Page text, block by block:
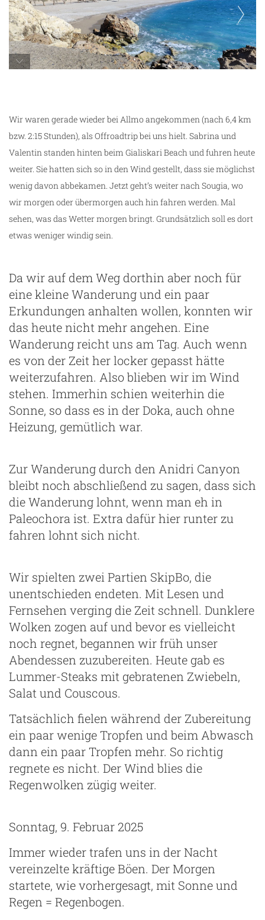
Wir waren gerade wieder bei Allmo angekommen (nach 6,4 km
bzw. 2:15 Stunden), als Offroadtrip bei uns hielt. Sabrina und
Valentin standen hinten beim Gialiskari Beach und fuhren heute
weiter. Sie hatten sich so in den Wind gestellt, dass sie möglichst
wenig davon abbekamen. Jetzt geht’s weiter nach Sougia, wo
wir morgen oder übermorgen auch hin fahren werden. Mal
sehen, was das Wetter morgen bringt. Grundsätzlich soll es dort
etwas weniger windig sein.
Da wir auf dem Weg dorthin aber noch für
eine kleine Wanderung und ein paar
Erkundungen anhalten wollen, konnten wir
das heute nicht mehr angehen. Eine
Wanderung reicht uns am Tag. Auch wenn
es von der Zeit her locker gepasst hätte
weiterzufahren. Also blieben wir im Wind
stehen. Immerhin schien weiterhin die
Sonne, so dass es in der Doka, auch ohne
Heizung, gemütlich war.
Zur Wanderung durch den Anidri Canyon
bleibt noch abschließend zu sagen, dass sich
die Wanderung lohnt, wenn man eh in
Paleochora ist. Extra dafür hier runter zu
fahren lohnt sich nicht.
Wir spielten zwei Partien SkipBo, die
unentschieden endeten. Mit Lesen und
Fernsehen verging die Zeit schnell. Dunklere
Wolken zogen auf und bevor es vielleicht
noch regnet, begannen wir früh unser
Abendessen zuzubereiten. Heute gab es
Lummer-Steaks mit gebratenen Zwiebeln,
Salat und Couscous.
Tatsächlich fielen während der Zubereitung
ein paar wenige Tropfen und beim Abwasch
dann ein paar Tropfen mehr. So richtig
regnete es nicht. Der Wind blies die
Regenwolken zügig weiter.
Sonntag, 9. Februar 2025
Immer wieder trafen uns in der Nacht
vereinzelte kräftige Böen. Der Morgen
startete, wie vorhergesagt, mit Sonne und
Regen = Regenbogen.